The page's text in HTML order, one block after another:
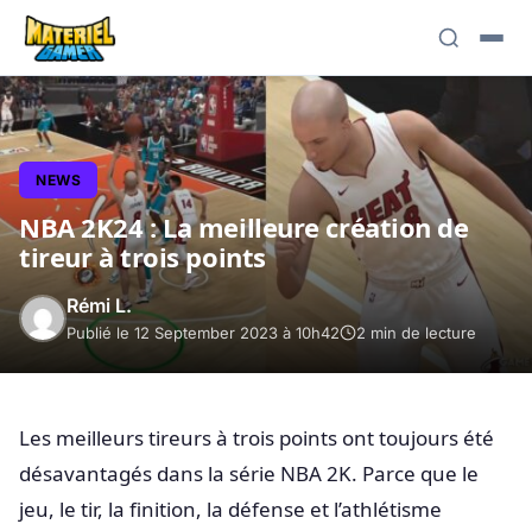
NEWS
NBA 2K24 : La meilleure création de
tireur à trois points
Rémi L.
Publié le 12 September 2023 à 10h42 2 min de lecture
Les meilleurs tireurs à trois points ont toujours été
désavantagés dans la série NBA 2K. Parce que le
jeu, le tir, la finition, la défense et l’athlétisme